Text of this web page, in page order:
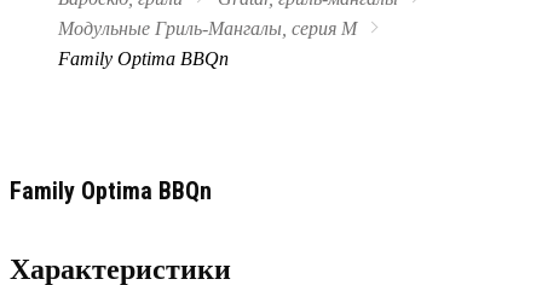
Модульные Гриль-Мангалы, серия М
Family Optima BBQn
Family Optima BBQn
Характеристики